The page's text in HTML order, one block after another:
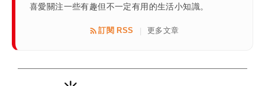
喜愛關注一些有趣但不一定有用的生活小知識。
訂閱 RSS 更多文章